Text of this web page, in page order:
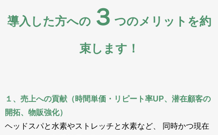
導入した方への ３ つのメリットを約
束します！
１、売上への貢献（時間単価・リピート率UP、潜在顧客の
開拓、物販強化）
ヘッドスパと水素やストレッチと水素など、 同時かつ現在